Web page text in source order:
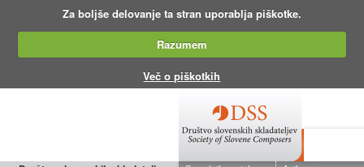
Za boljše delovanje ta stran uporablja piškotke.
Razumem
Več o piškotkih